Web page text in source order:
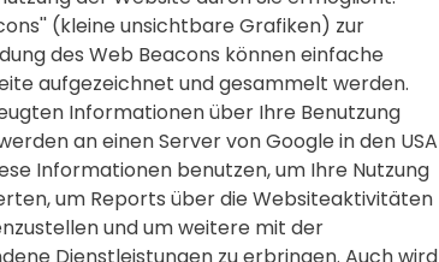
(kleine unsichtbare Grafiken) zur
des Web Beacons können einfache
aufgezeichnet und gesammelt werden.
Informationen über Ihre Benutzung
an einen Server von Google in den USA
Informationen benutzen, um Ihre Nutzung
um Reports über die Websiteaktivitäten
und um weitere mit der
Dienstleistungen zu erbringen. Auch wird